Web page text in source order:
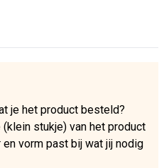
je het product besteld?
stukje) van het product
vorm past bij wat jij nodig